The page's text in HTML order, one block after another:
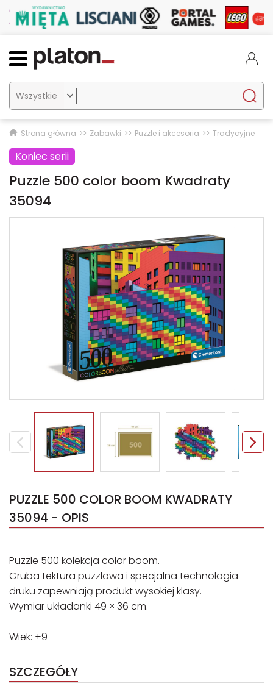

Strona główna Zabawki Puzzle i akcesoria Tradycyjne
Koniec serii
Puzzle 500 color boom Kwadraty
35094
PUZZLE 500 COLOR BOOM KWADRATY
35094 - OPIS
Puzzle 500 kolekcja color boom.
Gruba tektura puzzlowa i specjalna technologia
druku zapewniają produkt wysokiej klasy.
Wymiar układanki 49 × 36 cm.
Wiek: +9
SZCZEGÓŁY